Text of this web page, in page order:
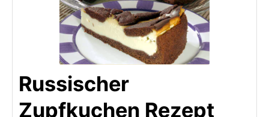
Russischer
Zupfkuchen Rezept